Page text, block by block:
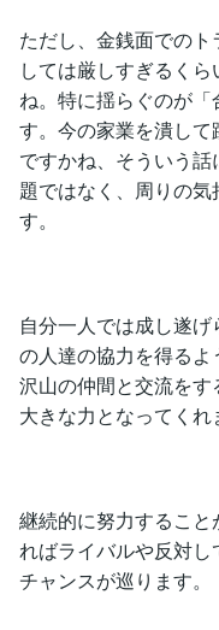
ただし、金銭面での
しては厳しすぎるく
ね。特に揺らぐのが
す。今の家業を潰し
ですかね、そういう
題ではなく、周りの
す。
自分一人では成し遂
の人達の協力を得る
沢山の仲間と交流をす
大きな力となってくれ
継続的に努力するこ
ればライバルや反対
チャンスが巡ります。